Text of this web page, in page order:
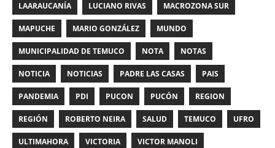
LAARAUCANÍA LUCIANO RIVAS MACROZONA SUR
MAPUCHE MARIO GONZÁLEZ MUNDO
MUNICIPALIDAD DE TEMUCO NOTA NOTAS
NOTICIA NOTICIAS PADRE LAS CASAS PAIS
PANDEMIA PDI PUCON PUCÓN REGION
REGIÓN ROBERTO NEIRA SALUD TEMUCO UFRO
ULTIMAHORA VICTORIA VICTOR MANOLI